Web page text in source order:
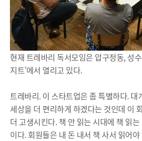
현재 트레바리 독서모임은 압구정동, 성
지트’에서 열리고 있다.
트레바리. 이 스타트업은 좀 특별하다. 대
세상을 더 편리하게 하겠다는 것인데 이
더 고생시킨다. 책 안 읽는 시대에 책 읽
이다. 회원들은 내 돈 내서 책 사서 읽어